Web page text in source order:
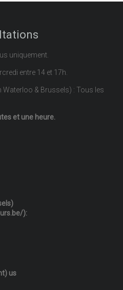
uniquement.
entre 14 et 17h.
& Brussels) : Tous les
et une heure.
):
us